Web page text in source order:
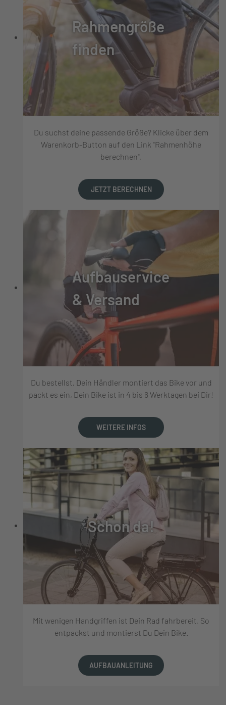
Rahmengröße
finden
Du suchst deine passende Größe? Klicke über dem
Warenkorb-Button auf den Link "Rahmenhöhe
berechnen".
JETZT BERECHNEN
Aufbauservice
& Versand
Du bestellst, Dein Händler montiert das Bike vor und
packt es ein, Dein Bike ist in 4 bis 6 Werktagen bei Dir!
WEITERE INFOS
Schon da!
Mit wenigen Handgriffen ist Dein Rad fahrbereit. So
entpackst und montierst Du Dein Bike.
AUFBAUANLEITUNG